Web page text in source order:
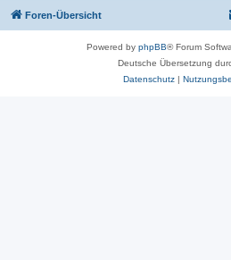
Foren-Übersicht
Powered by phpBB® Forum
Deutsche Übersetzung
Datenschutz|